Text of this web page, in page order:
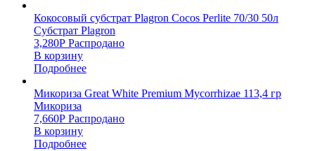
Кокосовый субстрат Plagron Cocos Perlite 70/30 50л
Субстрат Plagron
3,280Р Распродано
В корзину
Подробнее
Микориза Great White Premium Mycorrhizae 113,4 гр
Микориза
7,660Р Распродано
В корзину
Подробнее